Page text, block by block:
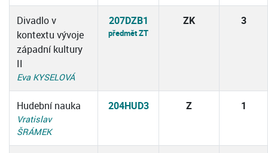
Divadlo v
kontextu vývoje
západní kultury
II
Eva KYSELOVÁ
207DZB1
předmět ZT
ZK 3
Hudební nauka
Vratislav
ŠRÁMEK
204HUD3 Z 1